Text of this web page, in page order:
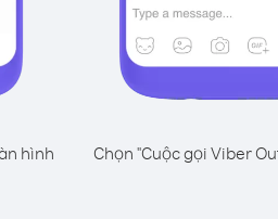
hình
Chọn "Cuộc gọi Viber